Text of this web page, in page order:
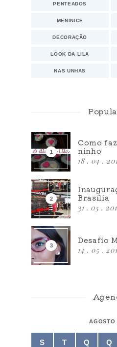
PENTEADOS
MENINICE
DECORAÇÃO
LOOK DA LILA
NAS UNHAS
Como
ninho
18 . 04 .
Brasília
31 . 05 .
Desafio
14 . 05 .
AGOSTO
S T Q Q